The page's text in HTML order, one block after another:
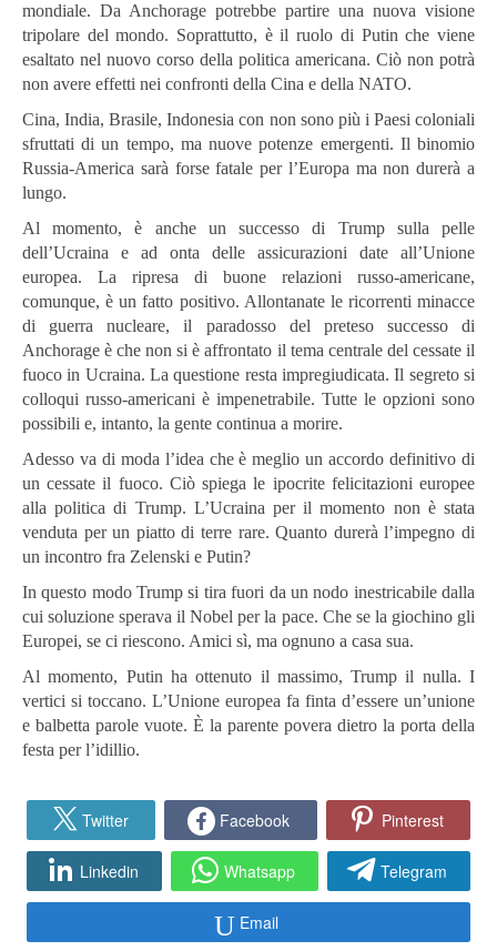
mondiale. Da Anchorage potrebbe partire una nuova visione
tripolare del mondo. Soprattutto, è il ruolo di Putin che viene
esaltato nel nuovo corso della politica americana. Ciò non potrà
non avere effetti nei confronti della Cina e della NATO.
Cina, India, Brasile, Indonesia con non sono più i Paesi coloniali
sfruttati di un tempo, ma nuove potenze emergenti. Il binomio
Russia-America sarà forse fatale per l’Europa ma non durerà a
lungo.
Al momento, è anche un successo di Trump sulla pelle
dell’Ucraina e ad onta delle assicurazioni date all’Unione
europea. La ripresa di buone relazioni russo-americane,
comunque, è un fatto positivo. Allontanate le ricorrenti minacce
di guerra nucleare, il paradosso del preteso successo di
Anchorage è che non si è affrontato il tema centrale del cessate il
fuoco in Ucraina. La questione resta impregiudicata. Il segreto si
colloqui russo-americani è impenetrabile. Tutte le opzioni sono
possibili e, intanto, la gente continua a morire.
Adesso va di moda l’idea che è meglio un accordo definitivo di
un cessate il fuoco. Ciò spiega le ipocrite felicitazioni europee
alla politica di Trump. L’Ucraina per il momento non è stata
venduta per un piatto di terre rare. Quanto durerà l’impegno di
un incontro fra Zelenski e Putin?
In questo modo Trump si tira fuori da un nodo inestricabile dalla
cui soluzione sperava il Nobel per la pace. Che se la giochino gli
Europei, se ci riescono. Amici sì, ma ognuno a casa sua.
Al momento, Putin ha ottenuto il massimo, Trump il nulla. I
vertici si toccano. L’Unione europea fa finta d’essere un’unione
e balbetta parole vuote. È la parente povera dietro la porta della
festa per l’idillio.
Twitter Facebook Pinterest
Linkedin Whatsapp Telegram
Email